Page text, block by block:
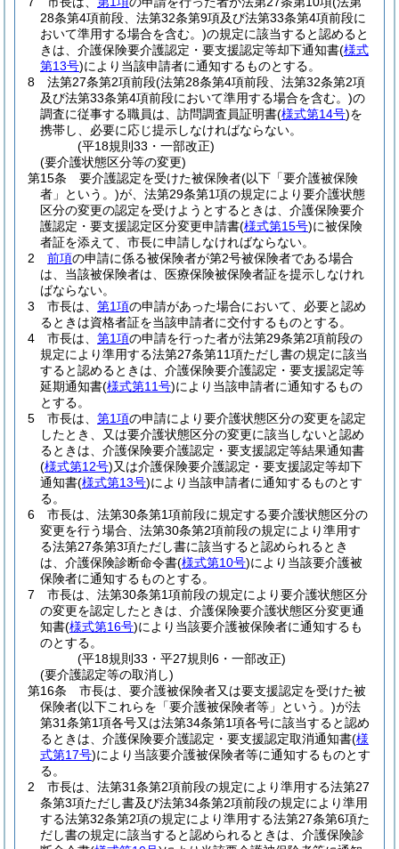
28条第4項前段、法第32条第9項及び法第33条第4項前段に
おいて準用する場合を含む。)の規定に該当すると認めると
きは、介護保険要介護認定・要支援認定等却下通知書(様式
第13号)により当該申請者に通知するものとする。
8
法第27条第2項前段(法第28条第4項前段、法第32条第2項
及び法第33条第4項前段において準用する場合を含む。)の
調査に従事する職員は、訪問調査員証明書(様式第14号)を
携帯し、必要に応じ提示しなければならない。
(平18規則33・一部改正)
(要介護状態区分等の変更)
第15条
要介護認定を受けた被保険者(以下「要介護被保険
者」という。)が、法第29条第1項の規定により要介護状態
区分の変更の認定を受けようとするときは、介護保険要介
護認定・要支援認定区分変更申請書(様式第15号)に被保険
者証を添えて、市長に申請しなければならない。
2
前項の申請に係る被保険者が第2号被保険者である場合
は、当該被保険者は、医療保険被保険者証を提示しなけれ
ばならない。
3
市長は、 第1項の申請があった場合において、必要と認め
るときは資格者証を当該申請者に交付するものとする。
4
市長は、 第1項の申請を行った者が法第29条第2項前段の
規定により準用する法第27条第11項ただし書の規定に該当
すると認めるときは、介護保険要介護認定・要支援認定等
延期通知書(様式第11号)により当該申請者に通知するもの
とする。
5
市長は、 第1項の申請により要介護状態区分の変更を認定
したとき、又は要介護状態区分の変更に該当しないと認め
るときは、介護保険要介護認定・要支援認定等結果通知書
(様式第12号)又は介護保険要介護認定・要支援認定等却下
通知書(様式第13号)により当該申請者に通知するものとす
る。
6
市長は、法第30条第1項前段に規定する要介護状態区分の
変更を行う場合、法第30条第2項前段の規定により準用す
る法第27条第3項ただし書に該当すると認められるとき
は、介護保険診断命令書(様式第10号)により当該要介護被
保険者に通知するものとする。
7
市長は、法第30条第1項前段の規定により要介護状態区分
の変更を認定したときは、介護保険要介護状態区分変更通
知書(様式第16号)により当該要介護被保険者に通知するも
のとする。
(平18規則33・平27規則6・一部改正)
(要介護認定等の取消し)
第16条
市長は、要介護被保険者又は要支援認定を受けた被
保険者(以下これらを「要介護被保険者等」という。)が法
第31条第1項各号又は法第34条第1項各号に該当すると認め
るときは、介護保険要介護認定・要支援認定取消通知書(様
式第17号)により当該要介護被保険者等に通知するものとす
る。
2
市長は、法第31条第2項前段の規定により準用する法第27
条第3項ただし書及び法第34条第2項前段の規定により準用
する法第32条第2項の規定により準用する法第27条第6項た
だし書の規定に該当すると認められるときは、介護保険診